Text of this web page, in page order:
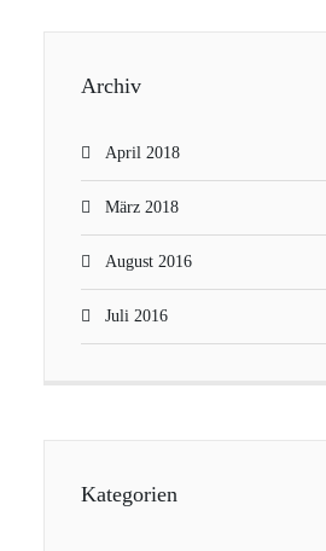
Archiv
April 2018
März 2018
August 2016
Juli 2016
Kategorien